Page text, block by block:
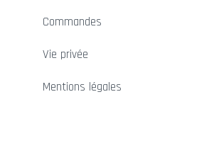
Commandes
Vie privée
Mentions légales